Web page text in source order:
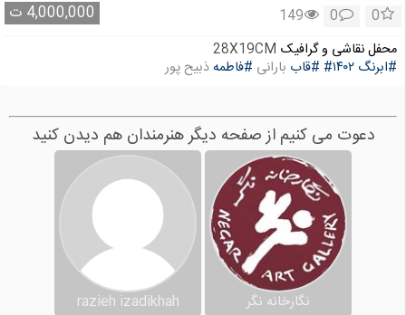
4,000,000 ت 0
0
149
محفل نقاشی و گرافیک 28X19CM
#ابرنگ #۱۴۰۲ #قاب بارانی #فاطمهذبیح پور
دعوت می کنیم از صفحه دیگر هنرمندان هم دیدن کنید
نگارخانه نگر razieh izadikhah